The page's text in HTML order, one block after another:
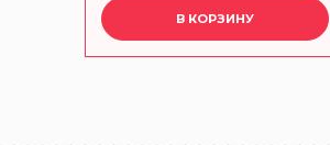
В КОРЗИНУ